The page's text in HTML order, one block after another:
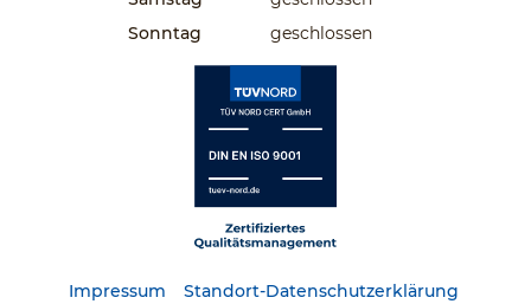
Sonntag
geschlossen
Impressum Standort-Datenschutzerklärung